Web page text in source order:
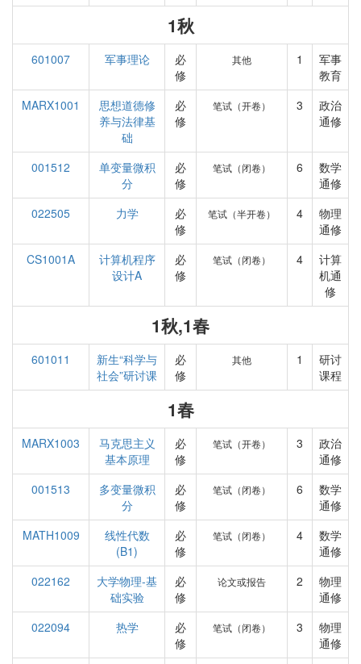
1秋
601007 军事理论
必
修
其他 1
军事
教育
MARX1001
思想道德修
养与法律基
础
必
修
笔试（开卷） 3
政治
通修
001512
单变量微积
分
必
修
笔试（闭卷） 6
数学
通修
022505
力学
必
修
笔试（半开卷） 4
物理
通修
CS1001A
计算机程序
设计A
必
修
笔试（闭卷） 4
计算
机通
修
1秋,1春
601011
新生“科学与
社会”研讨课
必
修
其他 1
研讨
课程
1春
MARX1003
马克思主义
基本原理
必
修
笔试（开卷） 3
政治
通修
001513
多变量微积
分
必
修
笔试（闭卷） 6
数学
通修
MATH1009
线性代数
(B1)
必
修
笔试（闭卷） 4
数学
通修
022162
大学物理-基
础实验
必
修
论文或报告 2
物理
通修
022094
热学
必
修
笔试（闭卷） 3
物理
通修